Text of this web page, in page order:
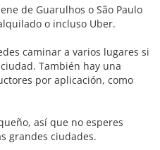
de Guarulhos o São Paulo
o incluso Uber.
caminar a varios lugares si
También hay una
por aplicación, como
así que no esperes
grandes ciudades.